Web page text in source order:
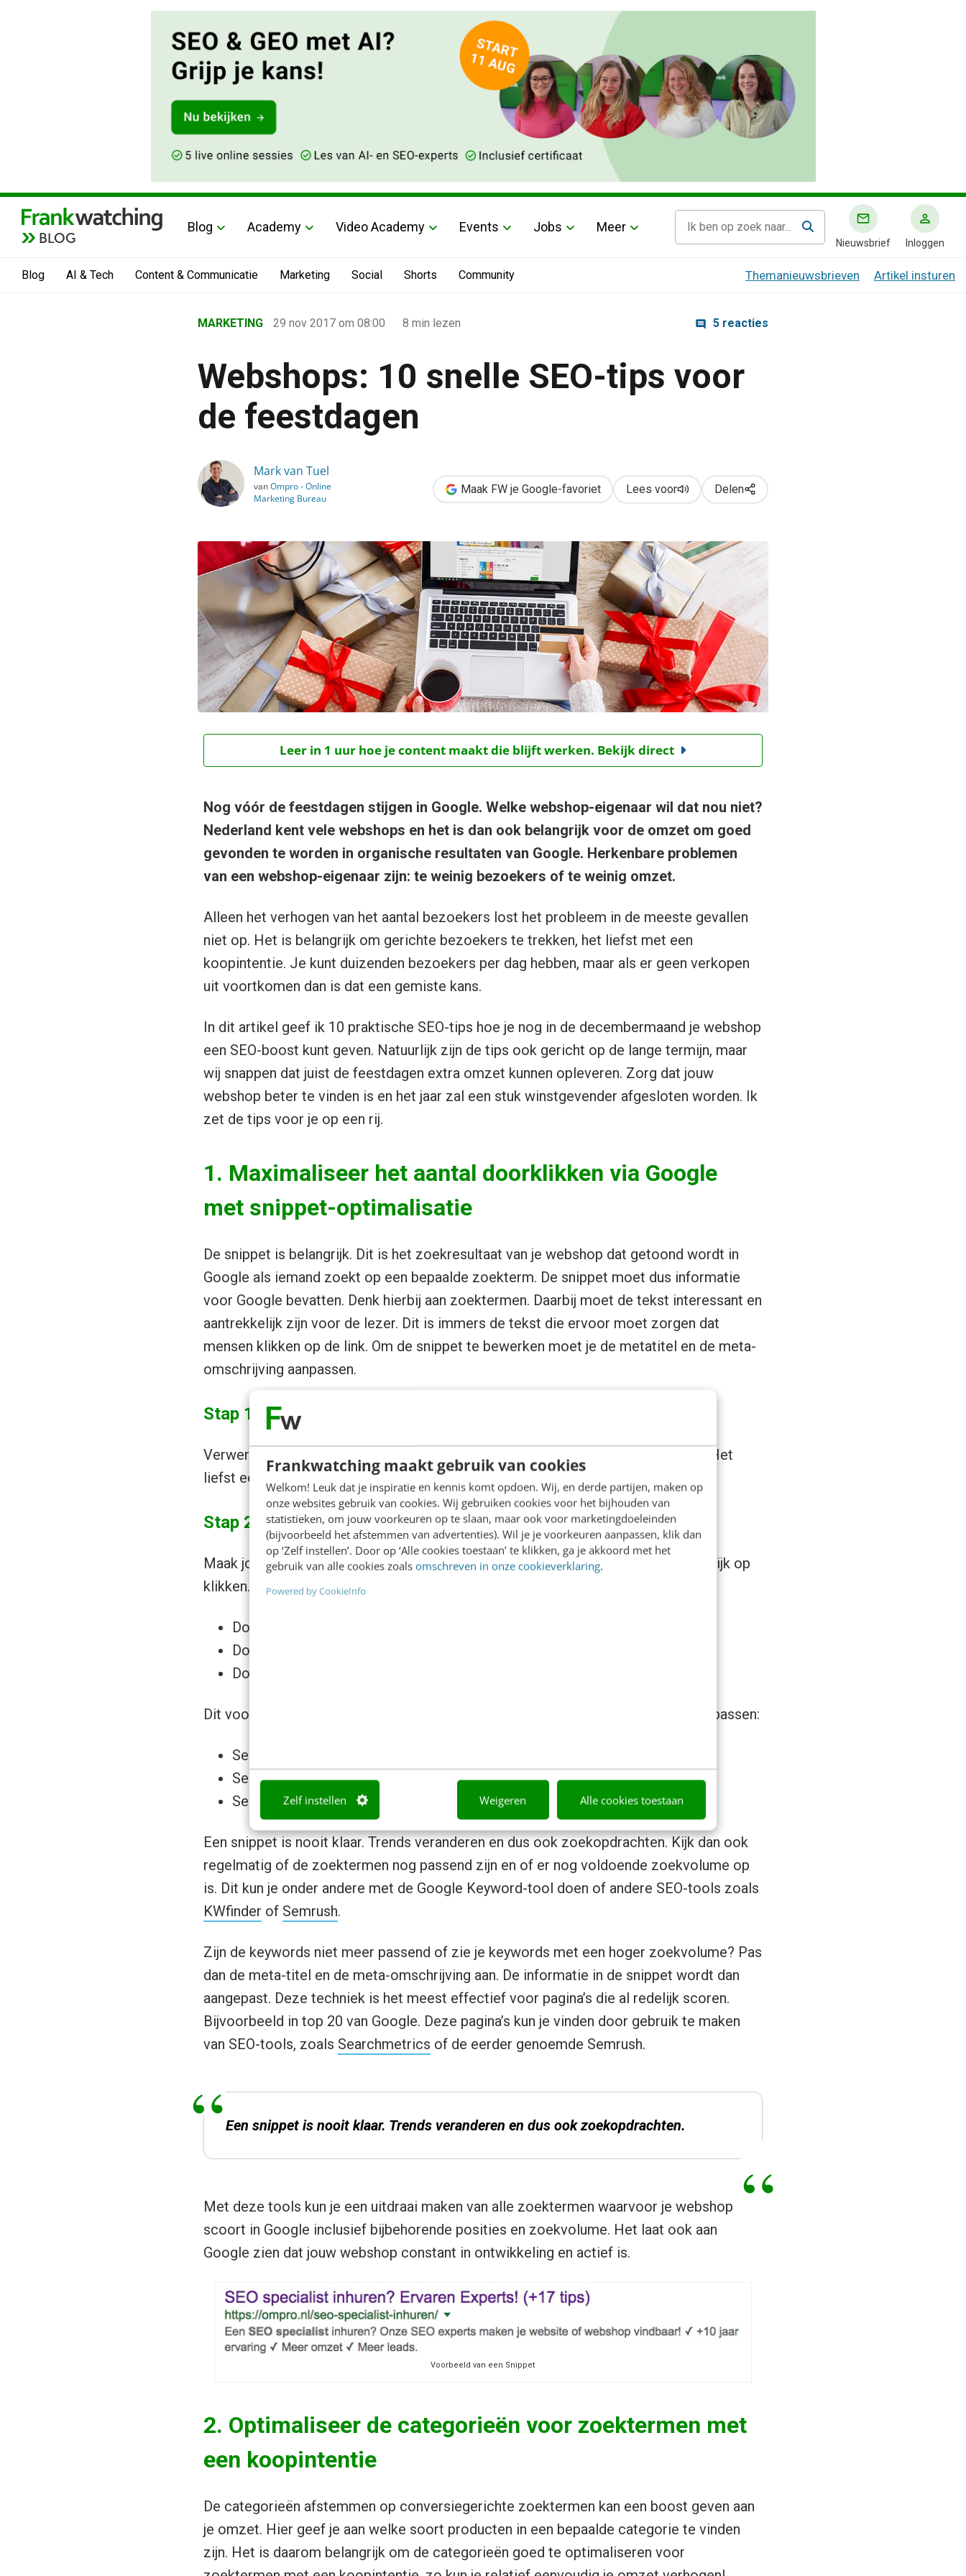
Frankwatching maakt gebruik van cookies
Welkom! Leuk dat je inspiratie en kennis komt opdoen. Wij, en derde partijen, maken op
onze websites gebruik van cookies. Wij gebruiken cookies voor het bijhouden van
statistieken, om jouw voorkeuren op te slaan, maar ook voor marketingdoeleinden
(bijvoorbeeld het afstemmen van advertenties). Wil je je voorkeuren aanpassen, klik dan
op ‘Zelf instellen’. Door op ‘Alle cookies toestaan’ te klikken, ga je akkoord met het
gebruik van alle cookies zoals omschreven in onze cookieverklaring.
Powered by CookieInfo
Zelf instellen Weigeren Alle cookies toestaan
BLOG
Blog Academy Video Academy Events Jobs Meer
Nieuwsbrief Inloggen
Blog AI & Tech Content & Communicatie Marketing Social Shorts Community Themanieuwsbrieven Artikel insturen
›
›
Marketing
›
MARKETING 29 nov 2017 om 08:00 8 min lezen 5 reacties
Webshops: 10 snelle SEO-tips voor
de feestdagen
Mark van Tuel
vanOmpro - Online
Marketing Bureau
Maak FW je Google-favoriet Lees voor Delen
Leer in 1 uur hoe je content maakt die blijft werken. Bekijk direct
Nog vóór de feestdagen stijgen in Google. Welke webshop-eigenaar wil dat nou niet?
Nederland kent vele webshops en het is dan ook belangrijk voor de omzet om goed
gevonden te worden in organische resultaten van Google. Herkenbare problemen
van een webshop-eigenaar zijn: te weinig bezoekers of te weinig omzet.
Alleen het verhogen van het aantal bezoekers lost het probleem in de meeste gevallen
niet op. Het is belangrijk om gerichte bezoekers te trekken, het liefst met een
koopintentie. Je kunt duizenden bezoekers per dag hebben, maar als er geen verkopen
uit voortkomen dan is dat een gemiste kans.
In dit artikel geef ik 10 praktische SEO-tips hoe je nog in de decembermaand je webshop
een SEO-boost kunt geven. Natuurlijk zijn de tips ook gericht op de lange termijn, maar
wij snappen dat juist de feestdagen extra omzet kunnen opleveren. Zorg dat jouw
webshop beter te vinden is en het jaar zal een stuk winstgevender afgesloten worden. Ik
zet de tips voor je op een rij.
1. Maximaliseer het aantal doorklikken via Google
met snippet-optimalisatie
De snippet is belangrijk. Dit is het zoekresultaat van je webshop dat getoond wordt in
Google als iemand zoekt op een bepaalde zoekterm. De snippet moet dus informatie
voor Google bevatten. Denk hierbij aan zoektermen. Daarbij moet de tekst interessant en
aantrekkelijk zijn voor de lezer. Dit is immers de tekst die ervoor moet zorgen dat
mensen klikken op de link. Om de snippet te bewerken moet je de metatitel en de meta-
omschrijving aanpassen.
Stap 1
Verwerk vooraan in de en meta description
de belangrijkste zoekterm. Het
liefst een zoekterm met een koopintentie (hier gaan we later dieper op in)
Stap 2
Maak jouw snippet zo aantrekkelijk mogelijk, zodat bezoekers er ook daadwerkelijk op
klikken. Zorg dat deze eruit knalt! Enkele voorbeelden:
Douchecabine kopen tegen de laagste prijs!
Douchecabine kopen! Keuze uit 1.600+ douchecabines
Douchecabine kopen? Gratis verzenden en retourneren
Dit voorbeeld was voor een categorie, maar je kunt dit ook op productniveau toepassen:
Sealskin Get Wet C205 douchecabine kopen!
Sealskin Get Wet C205 douchecabine kopen – Voordeligste prijs!
Sealskin Get Wet C205 kopen – Gratis retourneren
Een snippet is nooit klaar. Trends veranderen en dus ook zoekopdrachten. Kijk dan ook
regelmatig of de zoektermen nog passend zijn en of er nog voldoende zoekvolume op
is. Dit kun je onder andere met de Google Keyword-tool doen of andere SEO-tools zoals
KWfinder of Semrush.
Zijn de keywords niet meer passend of zie je keywords met een hoger zoekvolume? Pas
dan de meta-titel en de meta-omschrijving aan. De informatie in de snippet wordt dan
aangepast. Deze techniek is het meest effectief voor pagina’s die al redelijk scoren.
Bijvoorbeeld in top 20 van Google. Deze pagina’s kun je vinden door gebruik te maken
van SEO-tools, zoals Searchmetrics of de eerder genoemde Semrush.
Een snippet is nooit klaar. Trends veranderen en dus ook zoekopdrachten.
Met deze tools kun je een uitdraai maken van alle zoektermen waarvoor je webshop
scoort in Google inclusief bijbehorende posities en zoekvolume. Het laat ook aan
Google zien dat jouw webshop constant in ontwikkeling en actief is.
Voorbeeld van een Snippet
2. Optimaliseer de categorieën voor zoektermen met
een koopintentie
De categorieën afstemmen op conversiegerichte zoektermen kan een boost geven aan
je omzet. Hier geef je aan welke soort producten in een bepaalde categorie te vinden
zijn. Het is daarom belangrijk om de categorieën goed te optimaliseren voor